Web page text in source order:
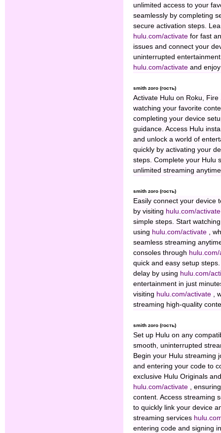
unlimited access to your
seamlessly by completing
secure activation steps.
hulu.com/activate for fast
issues and connect your
uninterrupted
hulu.com/activate and
smith zoro (гость)
Activate Hulu on Roku,
watching your favorite
completing your device
guidance. Access Hulu
and unlock a world of
quickly by activating your
steps. Complete your Hulu
unlimited streaming
smith zoro (гость)
Easily connect your device
by visiting hulu.com/
simple steps. Start
using hulu.com/activate ,
seamless streaming
consoles through
quick and easy setup
delay by using hulu.com/
entertainment in just
visiting hulu.com/activate ,
streaming high-quality
smith zoro (гость)
Set up Hulu on any
smooth, uninterrupted
Begin your Hulu streaming
and entering your code to
exclusive Hulu Originals
hulu.com/activate ,
content. Access streaming
to quickly link your device
streaming services
entering code and signing